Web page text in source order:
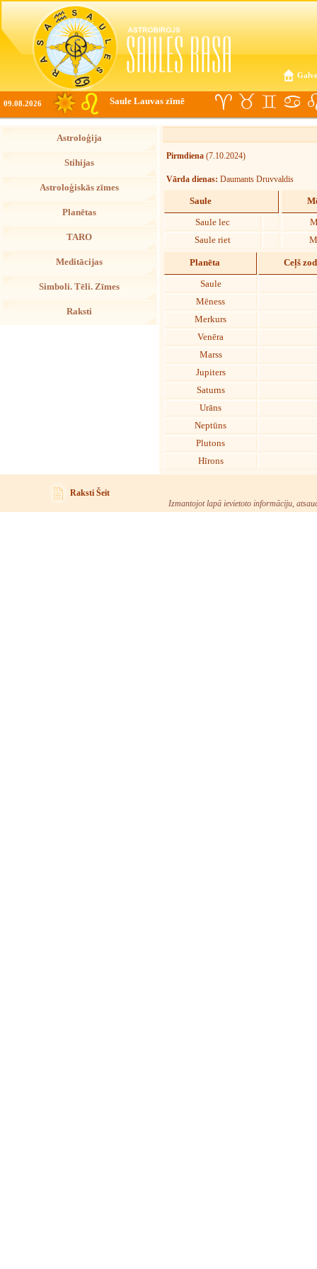
09.08.2026 Saule Lauvas zīmē
Astroloģija
Stihijas
Astroloģiskās zīmes
Planētas
TARO
Meditācijas
Simboli. Tēli. Zīmes
Raksti
Pirmdiena (7.10.2024)
Vārda dienas: Daumants Druvvaldis
Saule
Saule lec
Saule riet
Planēta Ceļš
Saule
Mēness
Merkurs
Venēra
Marss
Jupiters
Saturns
Urāns
Neptūns
Plutons
Hīrons
Raksti Šeit
Izmantojot lapā ievietoto informāciju,